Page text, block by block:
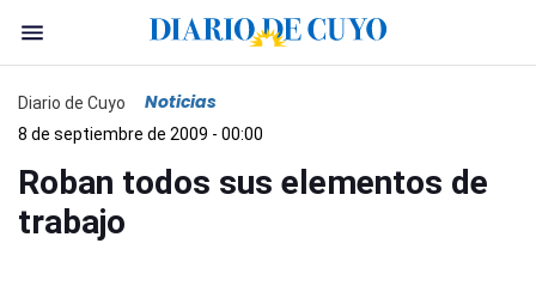
Diario de Cuyo Noticias
8 de septiembre de 2009 - 00:00
Roban todos sus elementos de
trabajo